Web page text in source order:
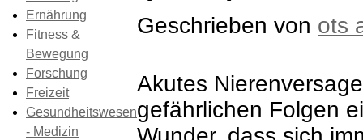
Ernährung
Fitness &
Bewegung
Forschung
Freizeit
Gesundheitswesen
- Medizin
Geschrieben von ots
Akutes
gefährlichen Folgen